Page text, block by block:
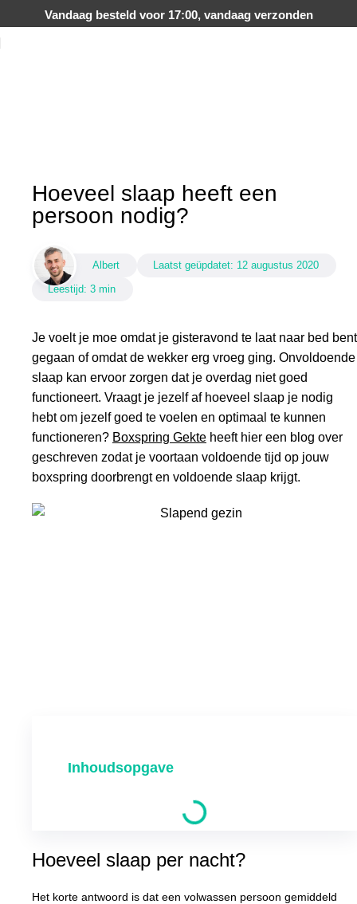
Vandaag besteld voor 17:00, vandaag verzonden
Hoeveel slaap heeft een
persoon nodig?
Albert Laatst geüpdatet: 12 augustus 2020
Leestijd: 3 min
Je voelt je moe omdat je gisteravond te laat naar bed bent
gegaan of omdat de wekker erg vroeg ging. Onvoldoende
slaap kan ervoor zorgen dat je overdag niet goed
functioneert. Vraagt je jezelf af hoeveel slaap je nodig
hebt om jezelf goed te voelen en optimaal te kunnen
functioneren? Boxspring Gekte heeft hier een blog over
geschreven zodat je voortaan voldoende tijd op jouw
boxspring doorbrengt en voldoende slaap krijgt.
Inhoudsopgave
Hoeveel slaap per nacht?
Het korte antwoord is dat een volwassen persoon gemiddeld